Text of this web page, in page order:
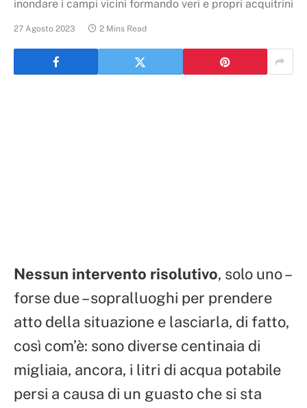
inondare i campi vicini formando veri e propri acquitrini
27 Agosto 2023 2 Mins Read
Nessun intervento risolutivo, solo uno –
forse due – sopralluoghi per prendere
atto della situazione e lasciarla, di fatto,
così com’è: sono diverse centinaia di
migliaia, ancora, i litri di acqua potabile
persi a causa di un guasto che si sta